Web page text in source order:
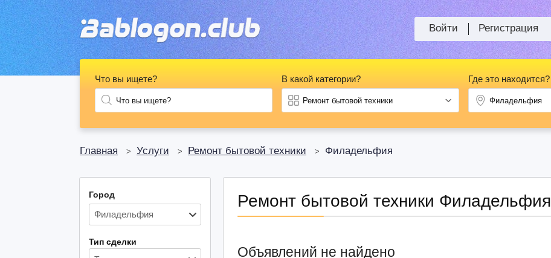
Регистрация
Войти
Главная > Услуги > Ремонт бытовой техники > Филадельфия
Что вы ищете? В какой категории? Где это находится?
Город
Тип сделки
Ремонт бытовой техники Филадельфия
Объявлений не найдено